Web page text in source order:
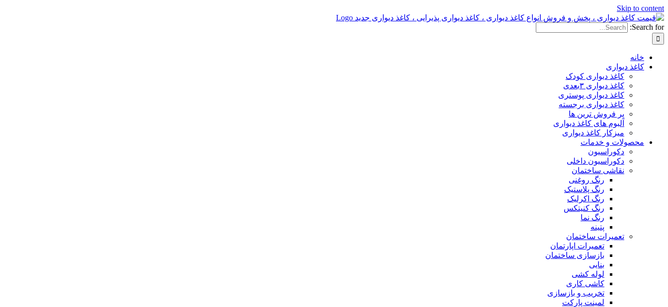
Skip to content
Search for:
خانه
کاغذ دیواری
کاغذ دیواری کودک
کاغذ دیواری ۳بعدی
کاغذ دیواری پوستری
کاغذ دیواری برجسته
پر فروش ترین ها
آلبوم های کاغذ دیواری
میزکار کاغذ دیواری
محصولات و خدمات
دکوراسیون
دکوراسیون داخلی
نقاشی ساختمان
رنگ روغنی
رنگ پلاستیک
رنگ اکرلیک
رنگ کنیتکس
رنگ نما
پتینه
تعمیرات ساختمان
تعمیرات اپارتمان
بازسازی ساختمان
بنایی
لوله کشی
کاشی کاری
تخریب و بازسازی
لمینت پارکت